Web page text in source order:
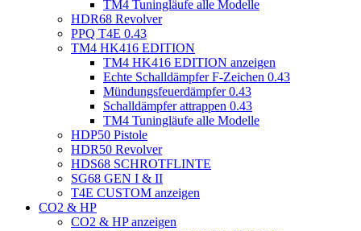
TM4 Tuningläufe alle Modelle
HDR68 Revolver
PPQ T4E 0.43
TM4 HK416 EDITION
TM4 HK416 EDITION anzeigen
Echte Schalldämpfer F-Zeichen 0.43
Mündungsfeuerdämpfer 0.43
Schalldämpfer attrappen 0.43
TM4 Tuningläufe alle Modelle
HDP50 Pistole
HDR50 Revolver
HDS68 SCHROTFLINTE
SG68 GEN I & II
T4E CUSTOM anzeigen
CO2 & HP
CO2 & HP anzeigen